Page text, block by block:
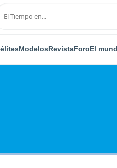
ModelosRevistaForoEl